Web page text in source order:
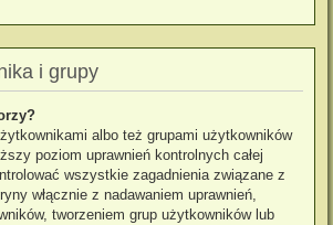
i grupy
albo też grupami użytkowników
poziom uprawnień kontrolnych całej
wszystkie zagadnienia związane z
włącznie z nadawaniem uprawnień,
tworzeniem grup użytkowników lub